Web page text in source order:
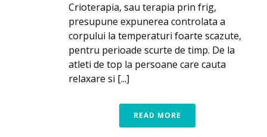
Crioterapia, sau terapia prin frig,
presupune expunerea controlata a
corpului la temperaturi foarte scazute,
pentru perioade scurte de timp. De la
atleti de top la persoane care cauta
relaxare si [...]
READ MORE